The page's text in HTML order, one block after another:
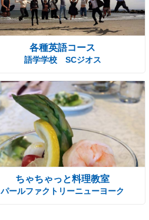
各種英語コース
語学学校 SCジオス
ちゃちゃっと料理教室
パールファクトリーニューヨーク